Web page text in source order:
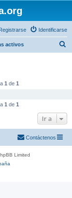
Identificarse
activos
1 de 1
1 de 1
Ir a
Contáctenos
Limited